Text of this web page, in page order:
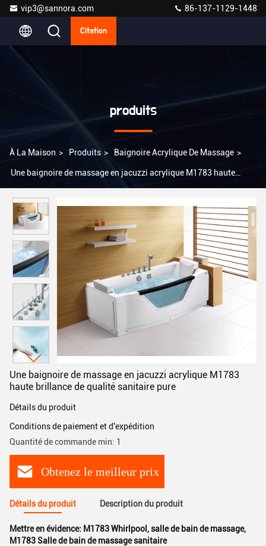
vip3@sannora.com 86-137-1129-1448
Citation
produits
À La Maison > Produits > Baignoire Acrylique De Massage >
Une baignoire de massage en jacuzzi acrylique M1783 haute
Une baignoire de massage en jacuzzi acrylique M1783
haute brillance de qualité sanitaire pure
Détails du produit
Conditions de paiement et d'expédition
Quantité de commande min: 1
Obtenez le meilleur prix
Détails du produit Description du produit
Mettre en évidence: M1783 Whirlpool ,salle de bain de massage,
M1783 Salle de bain de massage sanitaire